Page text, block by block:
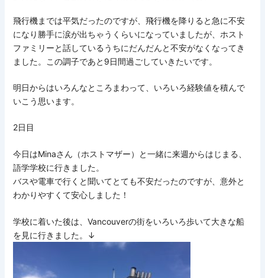
飛行機までは平気だったのですが、飛行機を降りると急に不安
になり勝手に涙が出ちゃうくらいになっていましたが、ホスト
ファミリーと話しているうちにだんだんと不安がなくなってき
ました。この調子であと9日間過ごしていきたいです。
明日からはいろんなところまわって、いろいろ経験値を積んで
いこう思います。
2日目
今日はMinaさん（ホストマザー）と一緒に来週からはじまる、
語学学校に行きました。
バスや電車で行くと聞いてとても不安だったのですが、意外と
わかりやすくて安心しました！
学校に着いた後は、Vancouverの街をいろいろ歩いて大きな船
を見に行きました。↓